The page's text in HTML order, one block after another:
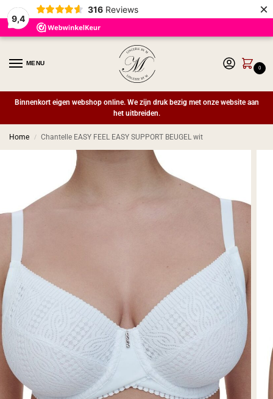
9,4
316 Reviews ×
MENU
0
Binnenkort eigen webshop online. We zijn druk bezig met onze website aan
het uitbreiden.
Home / Chantelle EASY FEEL EASY SUPPORT BEUGEL wit